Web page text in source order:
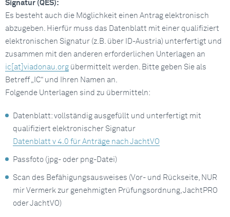
Signatur (QES):
Es besteht auch die Möglichkeit einen Antrag elektronisch
abzugeben. Hierfür muss das Datenblatt mit einer qualifiziert
elektronischen Signatur (z.B. über ID-Austria) unterfertigt und
zusammen mit den anderen erforderlichen Unterlagen an
ic[at]viadonau.org übermittelt werden. Bitte geben Sie als
Betreff „IC“ und Ihren Namen an.
Folgende Unterlagen sind zu übermitteln:
Datenblatt: vollständig ausgefüllt und unterfertigt mit
qualifiziert elektronischer Signatur
Datenblatt v 4.0 für Anträge nach JachtVO
Passfoto (jpg- oder png-Datei)
Scan des Befähigungsausweises (Vor- und Rückseite, NUR
mir Vermerk zur genehmigten Prüfungsordnung, JachtPRO
oder JachtVO)